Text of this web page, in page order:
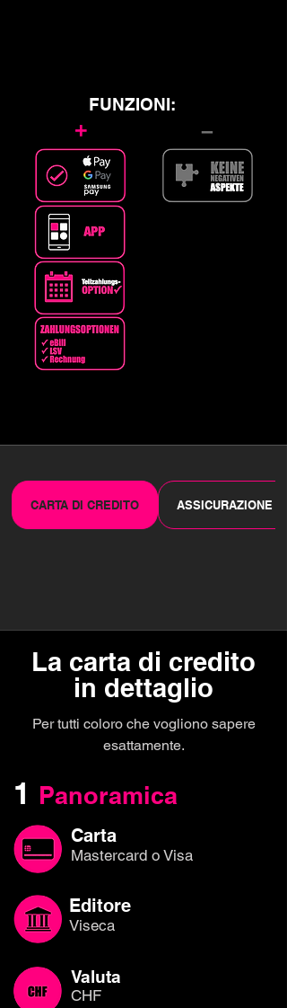
FUNZIONI:
+ –
CARTA DI CREDITO ASSICURAZIONE
La carta di credito
in dettaglio
Per tutti coloro che vogliono sapere
esattamente.
1 Panoramica
Carta
Mastercard o Visa
Editore
Viseca
Valuta
CHF